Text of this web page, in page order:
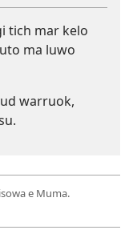
tich mar kelo
ma luwo
warruok,
e Muma.